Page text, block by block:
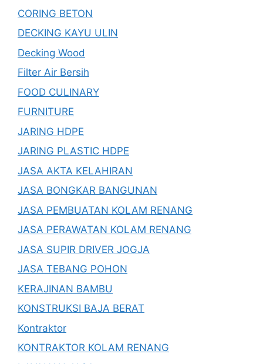
CORING BETON
DECKING KAYU ULIN
Decking Wood
Filter Air Bersih
FOOD CULINARY
FURNITURE
JARING HDPE
JARING PLASTIC HDPE
JASA AKTA KELAHIRAN
JASA BONGKAR BANGUNAN
JASA PEMBUATAN KOLAM RENANG
JASA PERAWATAN KOLAM RENANG
JASA SUPIR DRIVER JOGJA
JASA TEBANG POHON
KERAJINAN BAMBU
KONSTRUKSI BAJA BERAT
Kontraktor
KONTRAKTOR KOLAM RENANG